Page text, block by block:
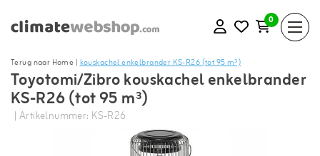
0
Terug naar Home |kouskachel enkelbrander KS-R26 (tot 95 m³)
Toyotomi/Zibro kouskachel enkelbrander
KS-R26 (tot 95 m³)
| Artikelnummer: KS-R26